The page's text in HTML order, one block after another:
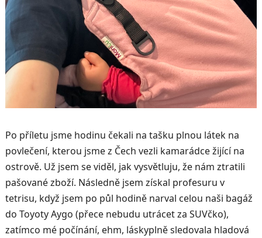
Po příletu jsme hodinu čekali na tašku plnou látek na
povlečení, kterou jsme z Čech vezli kamarádce žijící na
ostrově. Už jsem se viděl, jak vysvětluju, že nám ztratili
pašované zboží. Následně jsem získal profesuru v
tetrisu, když jsem po půl hodině narval celou naši bagáž
do Toyoty Aygo (přece nebudu utrácet za SUVčko),
zatímco mé počínání, ehm, láskyplně sledovala hladová